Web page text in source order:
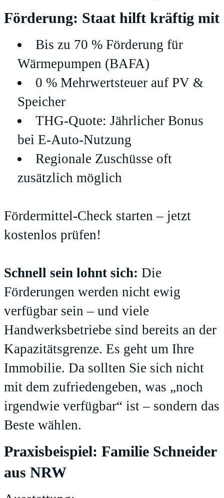
Förderung: Staat hilft kräftig mit
Bis zu 70 % Förderung für
Wärmepumpen (BAFA)
0 % Mehrwertsteuer auf PV &
Speicher
THG-Quote: Jährlicher Bonus
bei E-Auto-Nutzung
Regionale Zuschüsse oft
zusätzlich möglich
Fördermittel-Check starten – jetzt
kostenlos prüfen!
Schnell sein lohnt sich: Die
Förderungen werden nicht ewig
verfügbar sein – und viele
Handwerksbetriebe sind bereits an der
Kapazitätsgrenze. Es geht um Ihre
Immobilie. Da sollten Sie sich nicht
mit dem zufriedengeben, was „noch
irgendwie verfügbar“ ist – sondern das
Beste wählen.
Praxisbeispiel: Familie Schneider
aus NRW